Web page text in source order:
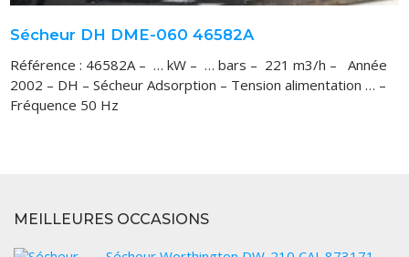
Sécheur DH DME-060 46582A
Référence : 46582A – … kW – … bars – 221 m3/h – Année
2002 – DH – Sécheur Adsorption – Tension alimentation … –
Fréquence 50 Hz
MEILLEURES OCCASIONS